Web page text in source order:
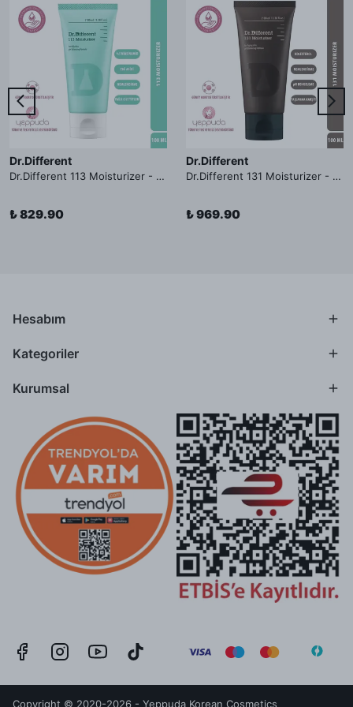
Dr.Different
Dr.Different 113 Moisturizer - Yağlı ve Hassas Cilt Tipleri İçin Yağ Asidi İçerikli Nemlendirici Krem
₺ 829.90
Dr.Different
Dr.Different 131 Moisturizer - Yaşlanma ve Kırışıklık Karşıtı Kolesterol İçerikli Nemlendirici Krem
₺ 969.90
Hesabım
Kategoriler
Kurumsal
Copyright © 2020-2026 - Yeppuda Korean Cosmetics